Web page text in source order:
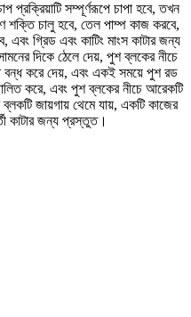
প্রক্রিয়াটি সম্পূর্ণরূপে চাপা হবে, তখন
শক্তি চালু হবে, তেল পাম্প কাজ করবে,
এবং গ্রিড এবং কাটিং মাংস কাটার জন্য
দিকে ঠেলে দেয়, পুশ ব্লকের নীচে
বন্ধ করে দেয়, এবং একই সময়ে পুশ রড
করে, এবং পুশ ব্লকের নীচে আরেকটি
জায়গায় থেমে যায়, একটি কাজের
কাটার জন্য প্রস্তুত।